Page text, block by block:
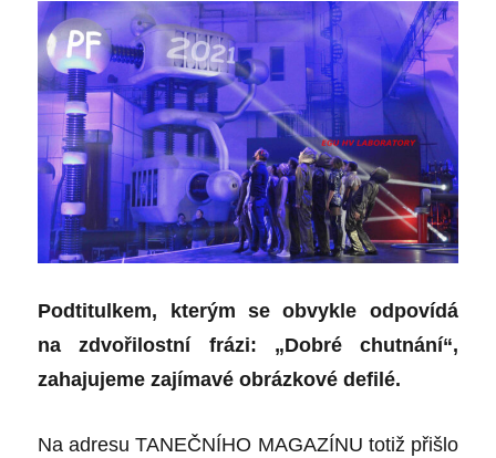
Podtitulkem, kterým se obvykle odpovídá
na zdvořilostní frázi: „Dobré chutnání“,
zahajujeme zajímavé obrázkové defilé.
Na adresu TANEČNÍHO MAGAZÍNU totiž přišlo